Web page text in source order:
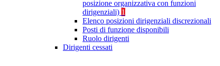
posizione organizzativa con funzioni
dirigenziali) 1
Elenco posizioni dirigenziali discrezionali
Posti di funzione disponibili
Ruolo dirigenti
Dirigenti cessati